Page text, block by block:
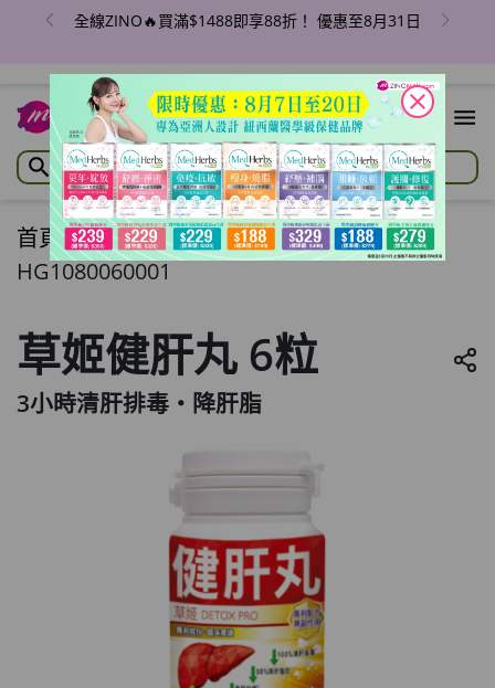
全線ZINO🔥買滿$1488即享88折！ 優惠至8月31日
首頁/草姬健肝丸 6粒
HG1080060001
草姬健肝丸 6粒
3小時清肝排毒‧降肝脂
close